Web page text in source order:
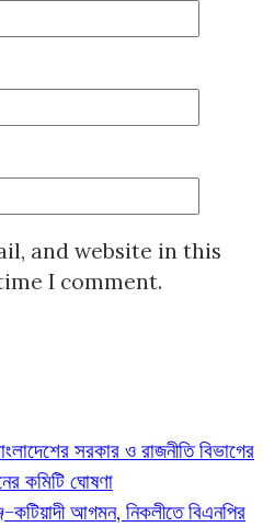
and website in this
I comment.
সরকার ও রাজনীতি বিভাগের
কমিটি ঘোষণা
কটিয়াদী আগমন, নিকলীতে বিএনপির